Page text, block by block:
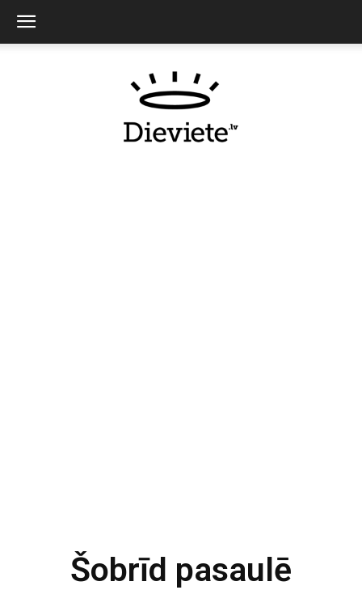
Šobrīd pasaulē